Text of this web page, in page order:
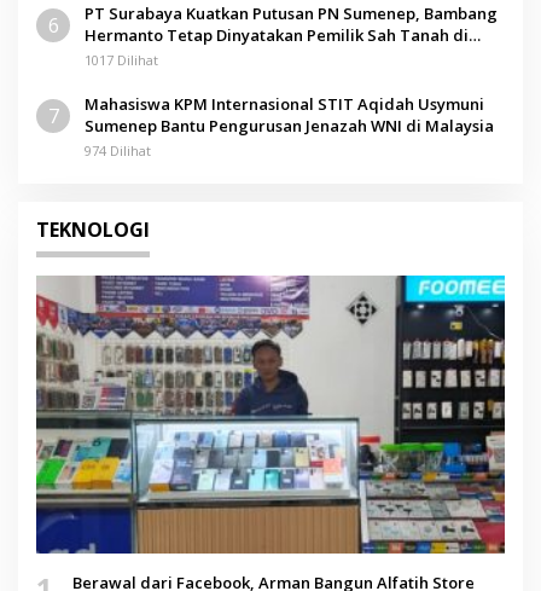
6
PT Surabaya Kuatkan Putusan PN Sumenep, Bambang
Hermanto Tetap Dinyatakan Pemilik Sah Tanah di
Pamolokan
1017 Dilihat
7
Mahasiswa KPM Internasional STIT Aqidah Usymuni
Sumenep Bantu Pengurusan Jenazah WNI di Malaysia
974 Dilihat
TEKNOLOGI
Berawal dari Facebook, Arman Bangun Alfatih Store